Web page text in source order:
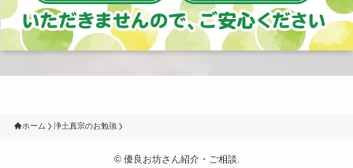
ホーム 浄土真宗のお勉強
©優良お坊さん紹介・ご相談.